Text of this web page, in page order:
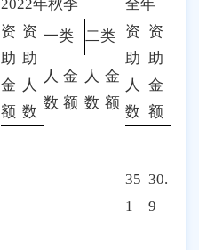
2022年秋季
全年
资
助
金
额
资
助
人
数
一类 二类
资
助
人
数
资
助
金
额
人
数
金
额
人
数
金
额
35
1
30.
9